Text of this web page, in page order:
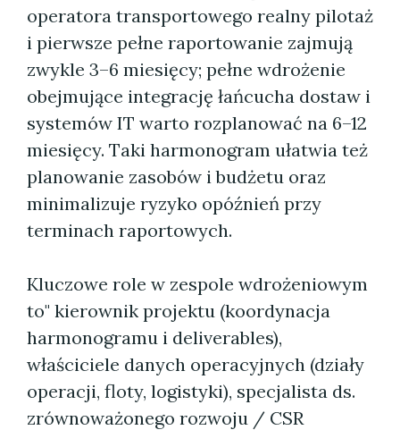
operatora transportowego realny pilotaż
i pierwsze pełne raportowanie zajmują
zwykle 3–6 miesięcy; pełne wdrożenie
obejmujące integrację łańcucha dostaw i
systemów IT warto rozplanować na 6–12
miesięcy. Taki harmonogram ułatwia też
planowanie zasobów i budżetu oraz
minimalizuje ryzyko opóźnień przy
terminach raportowych.
Kluczowe role w zespole wdrożeniowym
to" kierownik projektu (koordynacja
harmonogramu i deliverables),
właściciele danych operacyjnych (działy
operacji, floty, logistyki), specjalista ds.
zrównoważonego rozwoju / CSR